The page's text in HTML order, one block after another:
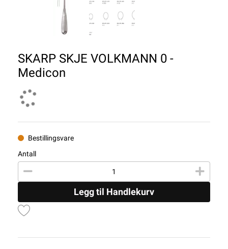
SKARP SKJE VOLKMANN 0 -
Medicon
Bestillingsvare
Antall
Legg til Handlekurv